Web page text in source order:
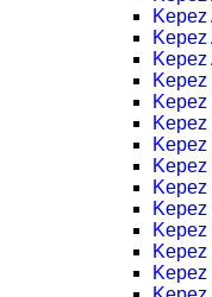
Kepez
Kepez
Kepez
Kepez
Kepez
Kepez
Kepez
Kepez